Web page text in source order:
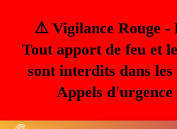
⚠️ Vigilance Rouge -
Tout apport de feu et
sont interdits dans les
Appels d'urgence